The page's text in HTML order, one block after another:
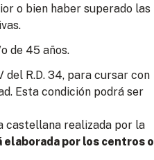
o bien haber superado las
de 45 años.
del R.D. 34, para cursar con
Esta condición podrá ser
castellana realizada por la
por los centros o